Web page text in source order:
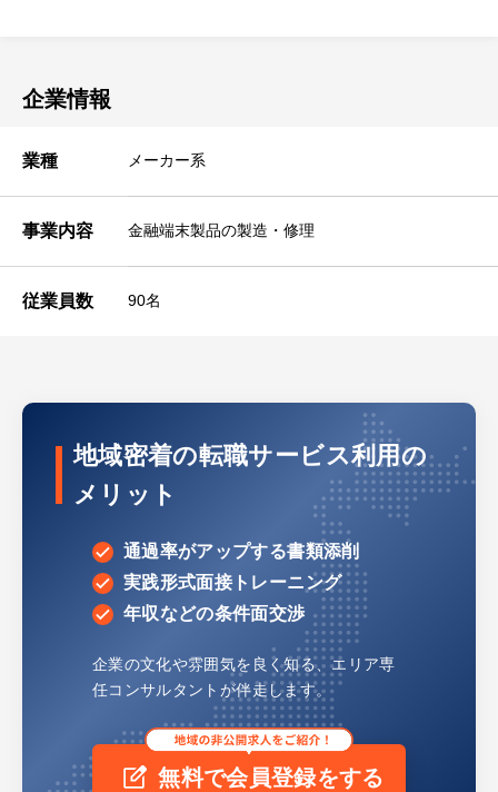
企業情報
業種 メーカー系
事業内容 金融端末製品の製造・修理
従業員数 90名
地域密着の転職サービス利用の
メリット
通過率がアップする書類添削
実践形式面接トレーニング
年収などの条件面交渉
企業の文化や雰囲気を良く知る、エリア専
任コンサルタントが伴走します。
無料で会員登録をする